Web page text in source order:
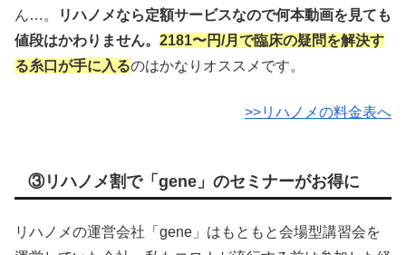
ん…。
リハノメなら定額サービスなので何本動画を見ても
値段はかわりません。 2181〜円/月で臨床の疑問を解決す
る糸口が手に入るのはかなりオススメです。
>>リハノメの料金表へ
③リハノメ割で「gene」のセミナーがお得に
リハノメの運営会社「gene」はもともと会場型講習会を